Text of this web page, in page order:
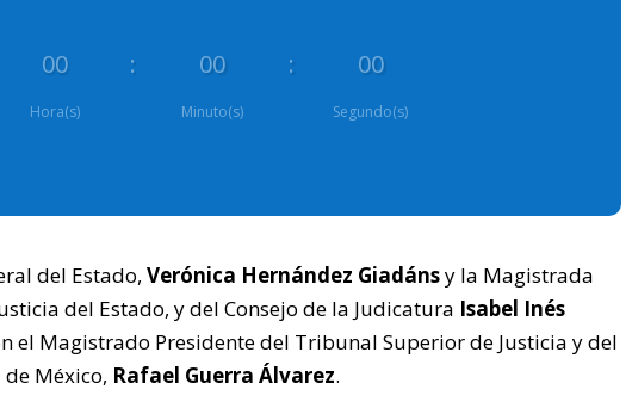
00
Hora(s)
: 00
Minuto(s)
: 00
Segundo(s)
del Estado,Verónica Hernández Giadánsy la Magistrada
del Estado, y del Consejo de la Judicatura Isabel Inés
el Magistrado Presidente del Tribunal Superior de Justicia y del
México, Rafael Guerra Álvarez.